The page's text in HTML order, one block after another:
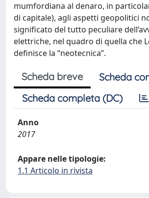
mumfordiana al denaro, in
di capitale), agli aspetti geopolitici
significato del tutto peculiare
elettriche, nel quadro di quella che
definisce la “neotecnica”.
Scheda breve
Scheda
Scheda completa (DC)
Anno
2017
Appare nelle tipologie:
1.1 Articolo in rivista